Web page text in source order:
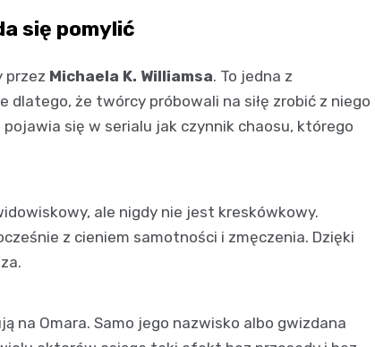
się pomylić
przez Michaela K. Williamsa. To jedna z
że twórcy próbowali na siłę zrobić z niego
pojawia się w serialu jak czynnik chaosu, którego
ale nigdy nie jest kreskówkowy.
z cieniem samotności i zmęczenia. Dzięki
na Omara. Samo jego nazwisko albo gwizdana